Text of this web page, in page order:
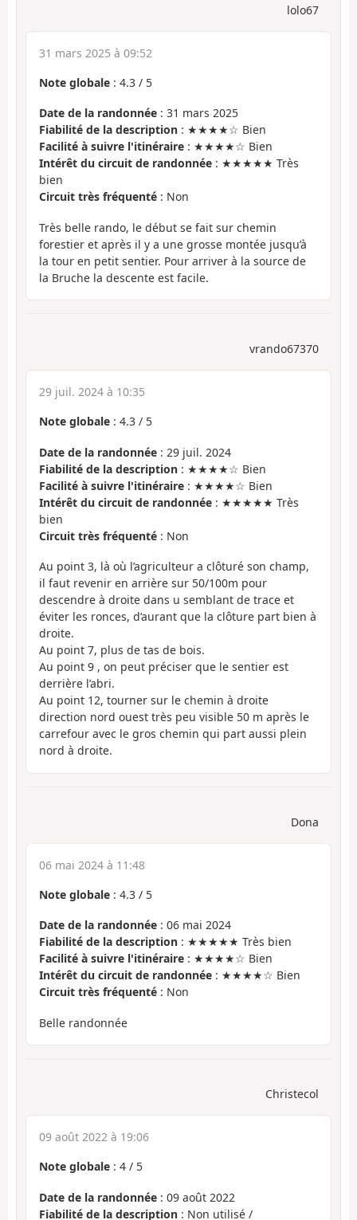
lolo67
31 mars 2025 à 09:52
Note globale : 4.3 / 5
Date de la randonnée : 31 mars 2025
Fiabilité de la description : ★★★★☆ Bien
Facilité à suivre l'itinéraire : ★★★★☆ Bien
Intérêt du circuit de randonnée : ★★★★★ Très
bien
Circuit très fréquenté : Non
Très belle rando, le début se fait sur chemin
forestier et après il y a une grosse montée jusqu’à
la tour en petit sentier. Pour arriver à la source de
la Bruche la descente est facile.
vrando67370
29 juil. 2024 à 10:35
Note globale : 4.3 / 5
Date de la randonnée : 29 juil. 2024
Fiabilité de la description : ★★★★☆ Bien
Facilité à suivre l'itinéraire : ★★★★☆ Bien
Intérêt du circuit de randonnée : ★★★★★ Très
bien
Circuit très fréquenté : Non
Au point 3, là où l’agriculteur a clôturé son champ,
il faut revenir en arrière sur 50/100m pour
descendre à droite dans u semblant de trace et
éviter les ronces, d’aurant que la clôture part bien à
droite.
Au point 7, plus de tas de bois.
Au point 9 , on peut préciser que le sentier est
derrière l’abri.
Au point 12, tourner sur le chemin à droite
direction nord ouest très peu visible 50 m après le
carrefour avec le gros chemin qui part aussi plein
nord à droite.
Dona
06 mai 2024 à 11:48
Note globale : 4.3 / 5
Date de la randonnée : 06 mai 2024
Fiabilité de la description : ★★★★★ Très bien
Facilité à suivre l'itinéraire : ★★★★☆ Bien
Intérêt du circuit de randonnée : ★★★★☆ Bien
Circuit très fréquenté : Non
Belle randonnée
Christecol
09 août 2022 à 19:06
Note globale : 4 / 5
Date de la randonnée : 09 août 2022
Fiabilité de la description : Non utilisé /